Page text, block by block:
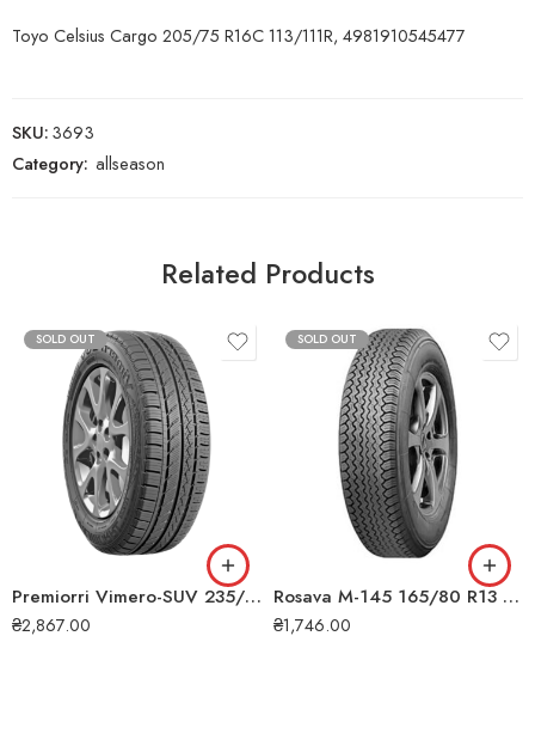
Toyo Celsius Cargo 205/75 R16C 113/111R, 4981910545477
SKU:3693
Category: allseason
Related Products
SOLD OUT
Premiorri Vimero-SUV 235/75 R15 105H всесезонна шина
₴2,867.00
SOLD OUT
Rosava М-145 165/80 R13 78P всесезонна шина
₴1,746.00